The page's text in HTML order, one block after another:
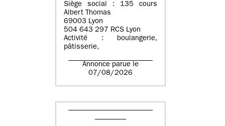
Siège social : 135 cours
Albert Thomas
69003 Lyon
504 643 297 RCS Lyon
Activité : boulangerie,
pâtisserie,
Annonce parue le
07/08/2026